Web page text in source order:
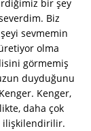
bir şey
Biz
sevmemin
olma
görmemiş
duyduğunu
Kenger,
daha çok
ilişkilendirilir.